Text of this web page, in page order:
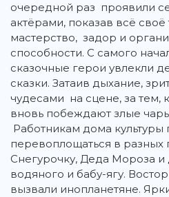
очередной раз проявили
актёрами, показав всё
мастерство, задор и
способности. С самого
сказочные герои увлекли
сказки. Затаив дыхание,
чудесами на сцене, за тем,
вновь побеждают злые
Работникам дома
перевоплощаться в разных
Снегурочку, Деда Мороза
водяного и бабу-ягу.
вызвали инопланетяне.